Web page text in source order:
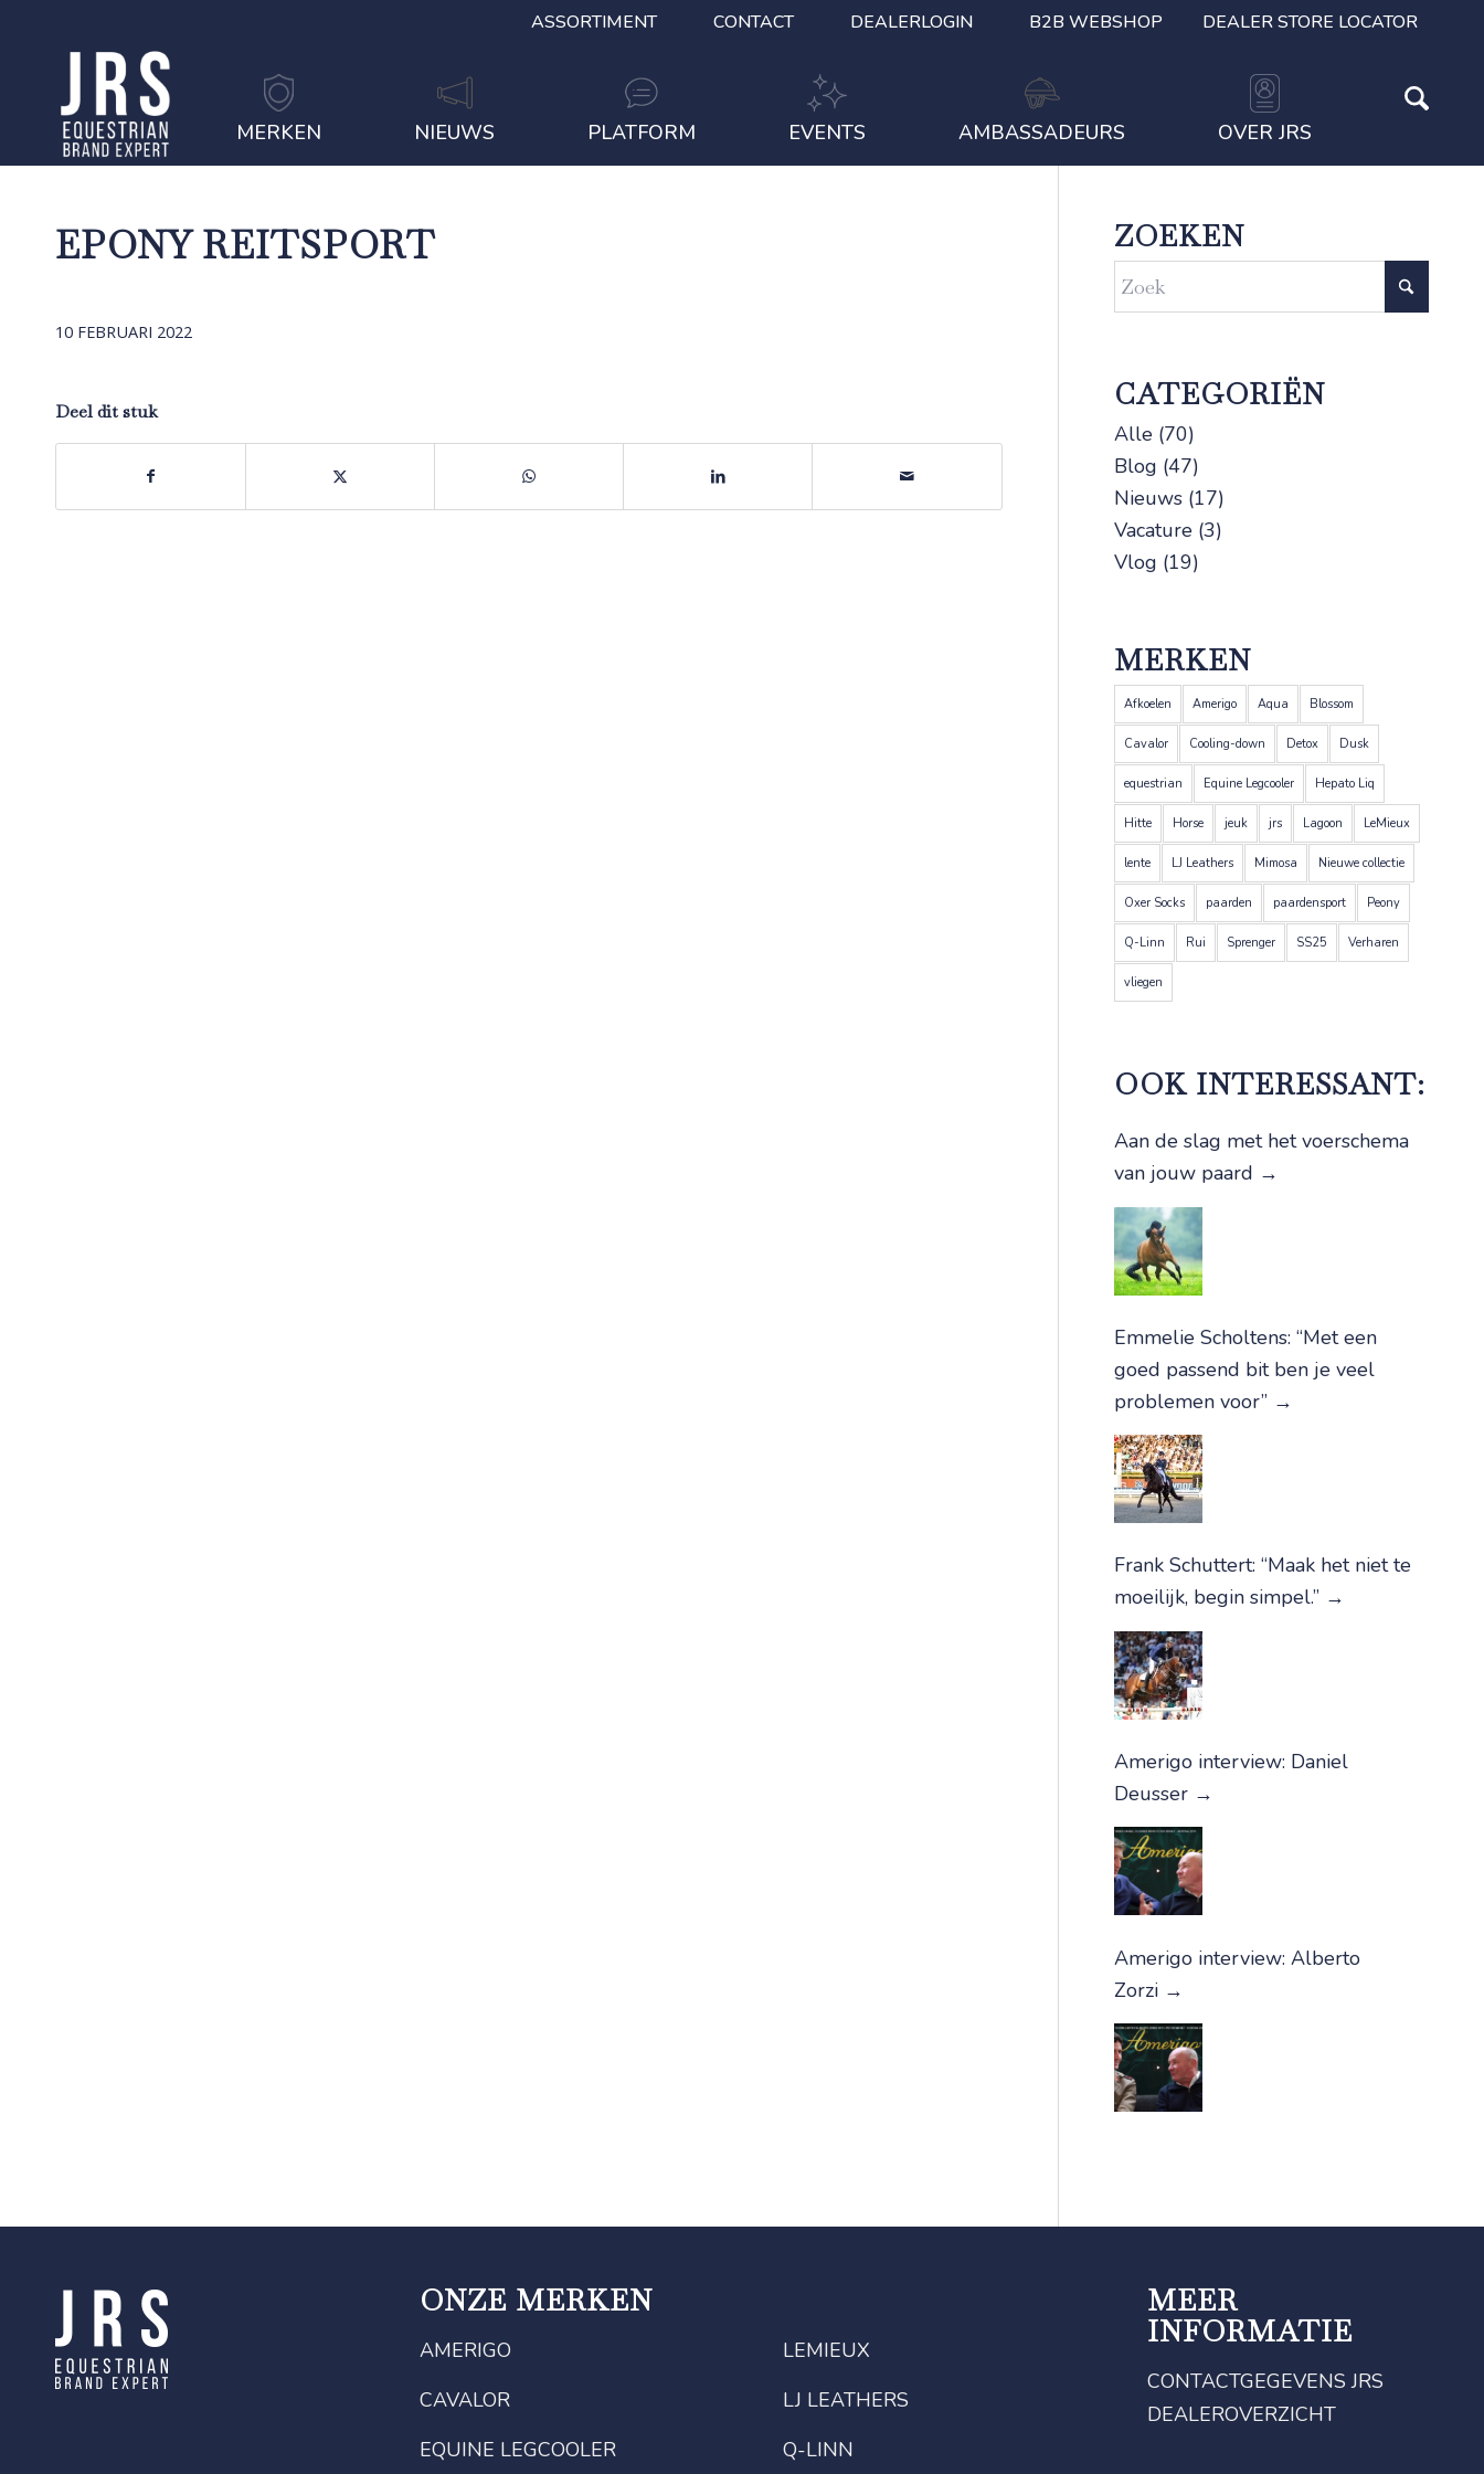
ASSORTIMENT CONTACT DEALERLOGIN B2B WEBSHOP DEALER STORE LOCATOR
MERKEN NIEUWS PLATFORM EVENTS AMBASSADEURS OVER JRS
EPONY REITSPORT
10 FEBRUARI 2022
Deel dit stuk
ZOEKEN
CATEGORIËN
Alle (70)
Blog (47)
Nieuws (17)
Vacature (3)
Vlog (19)
MERKEN
Afkoelen Amerigo Aqua Blossom
Cavalor Cooling-down Detox Dusk
equestrian Equine Legcooler Hepato Liq
Hitte Horse jeuk jrs Lagoon LeMieux
lente LJ Leathers Mimosa Nieuwe collectie
Oxer Socks paarden paardensport Peony
Q-Linn Rui Sprenger SS25 Verharen
vliegen
OOK INTERESSANT:
Aan de slag met het voerschema
van jouw paard →
Emmelie Scholtens: “Met een
goed passend bit ben je veel
problemen voor” →
Frank Schuttert: “Maak het niet te
moeilijk, begin simpel.” →
Amerigo interview: Daniel
Deusser →
Amerigo interview: Alberto
Zorzi →
ONZE MERKEN
AMERIGO
CAVALOR
EQUINE LEGCOOLER
LEMIEUX
LJ LEATHERS
Q-LINN
MEER
INFORMATIE
CONTACTGEGEVENS JRS
DEALEROVERZICHT